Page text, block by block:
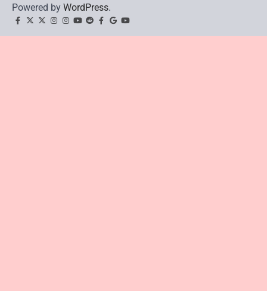
Powered by WordPress.
facebook
Twitter
twitterInstagram
instagram
YouTube
redditFacebook
googleyoutube